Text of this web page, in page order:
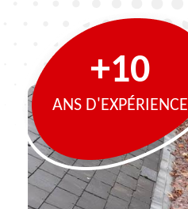
+10
ANS D'EXPÉRIENCE